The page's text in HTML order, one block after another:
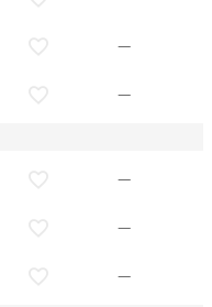
—
—
—
—
—